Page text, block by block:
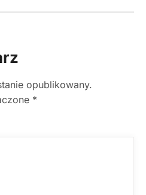
opublikowany.
*